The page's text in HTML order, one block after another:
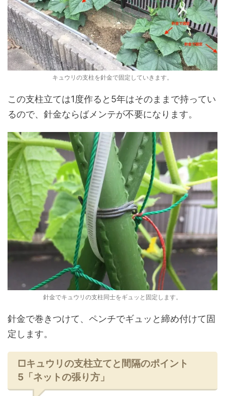
キュウリの支柱を針金で固定していきます。
この支柱立ては1度作ると5年はそのままで持ってい
るので、針金ならばメンテが不要になります。
針金でキュウリの支柱同士をギュッと固定します。
針金で巻きつけて、ペンチでギュッと締め付けて固
定します。
□キュウリの支柱立てと間隔のポイント
5「ネットの張り方」